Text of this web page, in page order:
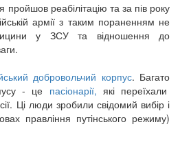
пройшов реабілітацію та за пів року
армії з таким пораненням не
у ЗСУ та відношення до
добровольчий корпус. Багато
- це пасіонарії, які переїхали
Ці люди зробили свідомий вибір і
правління путінського режиму)